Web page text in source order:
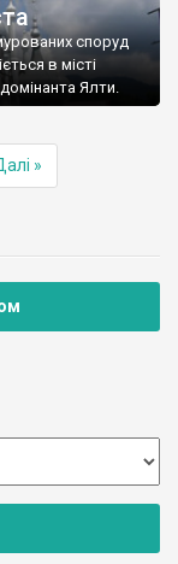
споруд
в місті
Ялти.
»